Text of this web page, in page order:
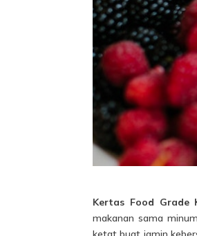
Kertas Food Grade
makanan sama